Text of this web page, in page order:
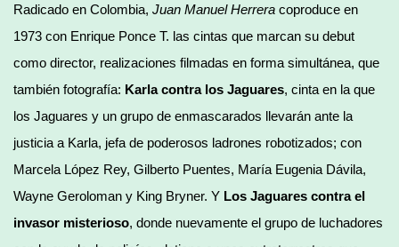
Radicado en Colombia, Juan Manuel Herrera coproduce en
1973 con Enrique Ponce T. las cintas que marcan su debut
como director, realizaciones filmadas en forma simultánea, que
también fotografía: Karla contra los Jaguares, cinta en la que
los Jaguares y un grupo de enmascarados llevarán ante la
justicia a Karla, jefa de poderosos ladrones robotizados; con
Marcela López Rey, Gilberto Puentes, María Eugenia Dávila,
Wayne Geroloman y King Bryner. Y Los Jaguares contra el
invasor misterioso, donde nuevamente el grupo de luchadores